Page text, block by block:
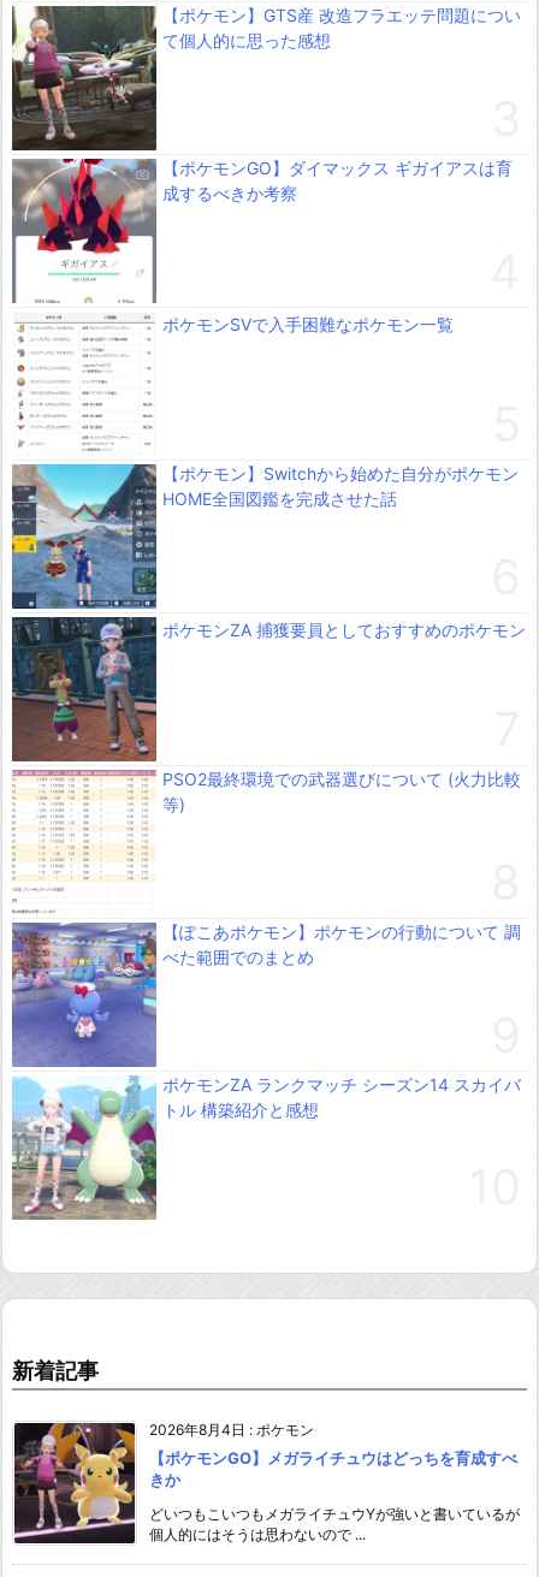
【ポケモン】GTS産 改造フラエッテ問題につい
て個人的に思った感想
【ポケモンGO】ダイマックス ギガイアスは育
成するべきか考察
ポケモンSVで入手困難なポケモン一覧
【ポケモン】Switchから始めた自分がポケモン
HOME全国図鑑を完成させた話
ポケモンZA 捕獲要員としておすすめのポケモン
PSO2最終環境での武器選びについて (火力比較
等)
【ぽこあポケモン】ポケモンの行動について 調
べた範囲でのまとめ
ポケモンZA ランクマッチ シーズン14 スカイバ
トル 構築紹介と感想
新着記事
2026年8月4日 : ポケモン
【ポケモンGO】メガライチュウはどっちを育成すべ
きか
どいつもこいつもメガライチュウYが強いと書いているが
個人的にはそうは思わないので ...